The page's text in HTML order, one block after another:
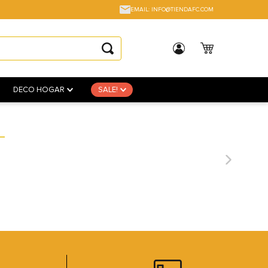
EMAIL: INFO@TIENDAFC.COM
DECO HOGAR SALE!